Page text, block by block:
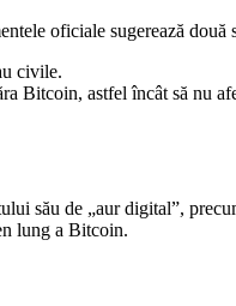
oficiale sugerează două
civile.
Bitcoin, astfel încât să nu
său de „aur digital”,
lung a Bitcoin.